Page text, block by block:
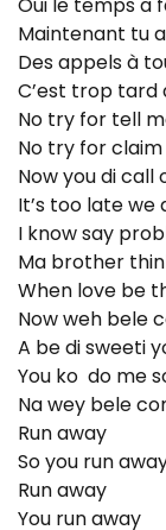
Maintenant tu
Des appels à
C’est trop tard
No try for tell
No try for
Now you di call
It’s too late we
I know say
Ma brother
When love be
Now weh bele
A be di sweeti
You ko do me
Na wey bele
Run away
So you run
Run away
You run away